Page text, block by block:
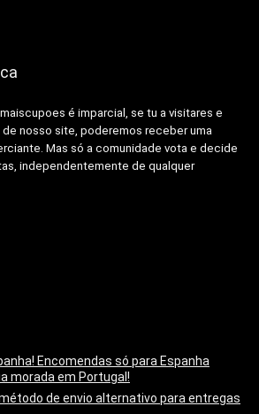
maiscupoes é imparcial, se tu a visitares e
nosso site, poderemos receber uma
Mas só a comunidade vota e decide
independentemente de qualquer
Encomendas só para Espanha
morada em Portugal!
de envio alternativo para entregas